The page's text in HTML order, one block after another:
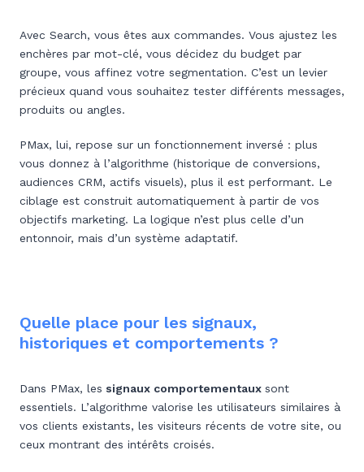
Avec Search, vous êtes aux commandes. Vous ajustez les
enchères par mot-clé, vous décidez du budget par
groupe, vous affinez votre segmentation. C’est un levier
précieux quand vous souhaitez tester différents messages,
produits ou angles.
PMax, lui, repose sur un fonctionnement inversé : plus
vous donnez à l’algorithme (historique de conversions,
audiences CRM, actifs visuels), plus il est performant. Le
ciblage est construit automatiquement à partir de vos
objectifs marketing. La logique n’est plus celle d’un
entonnoir, mais d’un système adaptatif.
Quelle place pour les signaux,
historiques et comportements ?
Dans PMax, les signaux comportementaux sont
essentiels. L’algorithme valorise les utilisateurs similaires à
vos clients existants, les visiteurs récents de votre site, ou
ceux montrant des intérêts croisés.